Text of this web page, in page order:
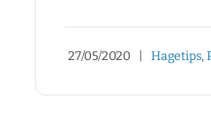
27/05/2020 Hagetips,